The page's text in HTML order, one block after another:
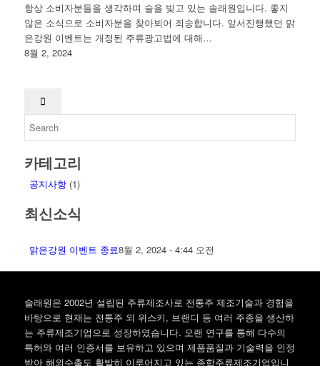
항상 소비자분들을 생각하며 술을 빚고 있는 솔래원입니다. 좋지
않은 소식으로 소비자분을 찾아뵈어 죄송합니다. 앞서진행했던 맑
은강원 이벤트는 개정된 주류광고법에 대해…
8월 2, 2024
카테고리
공지사항(1)
최신소식
맑은강원 이벤트 종료8월 2, 2024 - 4:44 오전
솔래원은 2002년 설립된 주류제조사로 전통주 제조기술과 경험을
바탕으로 현재는 전통주 외 위스키, 브랜디 등 여러 주종을 생산하
는 주류제조기업으로 성장하였습니다. 오랜 연구를 통해 다수의
특허와 여러 인증서를 보유하고 있으며 제품품질과 기술력을 인정
받아 해외수출도 활발히 이루어지고 있는 종합주류제조기업입니